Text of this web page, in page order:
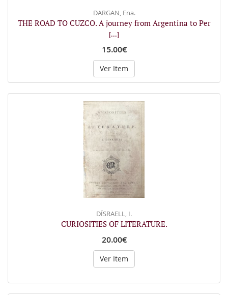
DARGAN, Ena.
THE ROAD TO CUZCO. A journey from Argentina to Per
[...]
15.00€
Ver Item
DÍSRAELL, I.
CURIOSITIES OF LITERATURE.
20.00€
Ver Item